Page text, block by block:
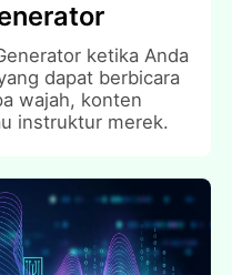
ketika Anda
dapat berbicara
wajah, konten
instruktur merek.